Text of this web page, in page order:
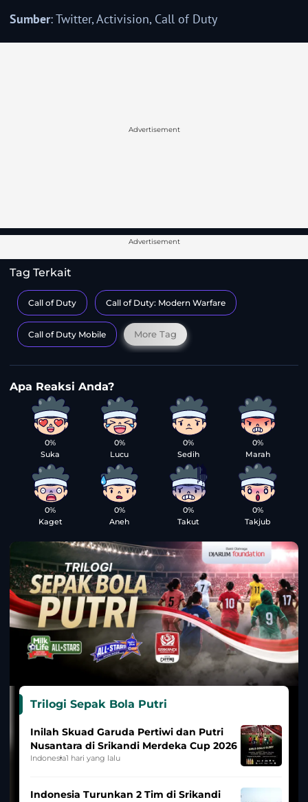
Sumber: Twitter, Activision, Call of Duty
Advertisement
Advertisement
Tag Terkait
Call of Duty Call of Duty: Modern Warfare
Call of Duty Mobile More Tag
0%
Suka
0%
Lucu
0%
Sedih
0%
Marah
0%
Kaget
0%
Aneh
0%
Takut
0%
Takjub
Trilogi Sepak Bola Putri
Inilah Skuad Garuda Pertiwi dan Putri
Nusantara di Srikandi Merdeka Cup 2026
Indonesia1 hari yang lalu
Indonesia Turunkan 2 Tim di Srikandi